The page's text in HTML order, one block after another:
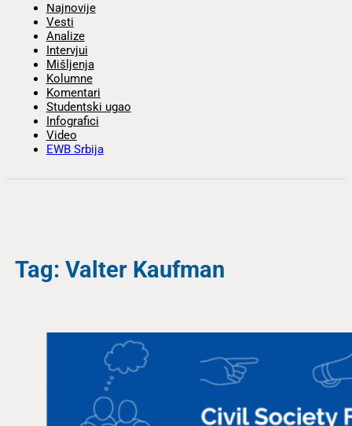
Najnovije
Vesti
Analize
Intervjui
Mišljenja
Kolumne
Komentari
Studentski ugao
Infografici
Video
EWB Srbija
Tag: Valter Kaufman